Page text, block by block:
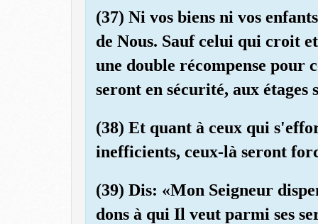
(37) Ni vos biens ni vos
de Nous. Sauf celui qui croit
une double récompense
seront en sécurité, aux
(38) Et quant à ceux qui
inefficients, ceux-là seront
(39) Dis: «Mon Seigneur
dons à qui Il veut parmi ses